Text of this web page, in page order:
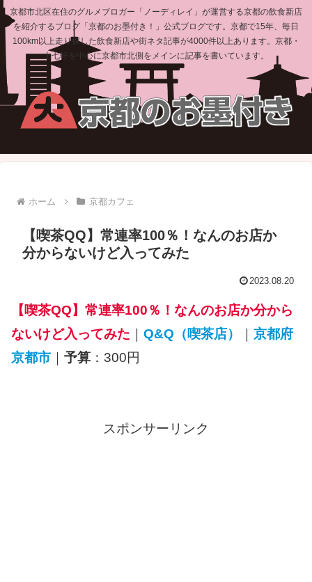
京都市北区在住のグルメブロガー「ノーディレイ」が運営する京都の飲食新店
を紹介するブログ「京都のお墨付き！」公式ブログです。京都で15年、毎日
100km以上走り探した飲食新店や街ネタ記事が4000件以上あります。京都・
上七軒を中心に京都市北側をメインに記事を書いています。
ホーム 京都カフェ
【喫茶QQ】常連率100％！なんのお店か
分からないけど入ってみた
2023.08.20
【喫茶QQ】常連率100％！なんのお店か分から
ないけど入ってみた
Q&Q（喫茶店）
京都府
京都市
予算 ：300円
スポンサーリンク